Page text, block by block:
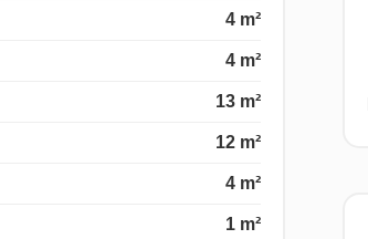
4 m²
4 m²
13 m²
12 m²
4 m²
1 m²